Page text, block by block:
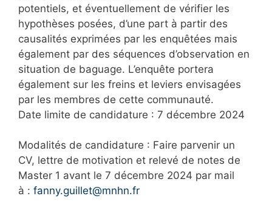
potentiels, et éventuellement de vérifier les
hypothèses posées, d’une part à partir des
causalités exprimées par les enquêtées mais
également par des séquences d’observation en
situation de baguage. L’enquête portera
également sur les freins et leviers envisagées
par les membres de cette communauté.
Date limite de candidature : 7 décembre 2024
Modalités de candidature : Faire parvenir un
CV, lettre de motivation et relevé de notes de
Master 1 avant le 7 décembre 2024 par mail
à : fanny.guillet@mnhn.fr